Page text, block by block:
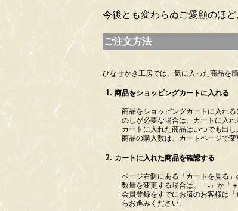
今後とも変わらぬご愛顧のほ
ご注文方法
ひなせかき工房では、気に入った商品を
商品をショッピングカートに入れる
商品をショッピングカートに入れ
のしが必要な場合は、カートに入れ
カートに入れた商品はいつでも出し
商品の購入数は、カートページで変
カートに入れた商品を確認する
ページ右側にある「カートを見る
数量を変更する場合は、「-」か「
会員登録をすでにお済のお客様は
らお進みください。